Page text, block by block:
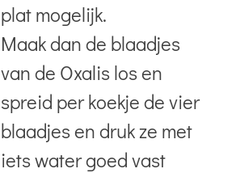
plat mogelijk.
Maak dan de blaadjes
van de Oxalis los en
spreid per koekje de vier
blaadjes en druk ze met
iets water goed vast